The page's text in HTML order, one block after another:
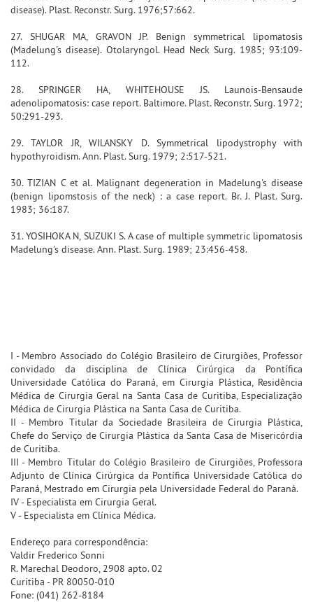
disease). Plast. Reconstr. Surg. 1976;57:662.
27. SHUGAR MA, GRAVON JP. Benign symmetrical lipomatosis
(Madelung's disease). Otolaryngol. Head Neck Surg. 1985; 93:109-
112.
28. SPRINGER HA, WHITEHOUSE JS. Launois-Bensaude
adenolipomatosis: case report. Baltimore. Plast. Reconstr. Surg. 1972;
50:291-293.
29. TAYLOR JR, WILANSKY D. Symmetrical lipodystrophy with
hypothyroidism. Ann. Plast. Surg. 1979; 2:517-521.
30. TIZIAN C et al. Malignant degeneration in Madelung's disease
(benign lipomstosis of the neck) : a case report. Br. J. Plast. Surg.
1983; 36:187.
31. YOSIHOKA N, SUZUKI S. A case of multiple symmetric lipomatosis
Madelung's disease. Ann. Plast. Surg. 1989; 23:456-458.
I - Membro Associado do Colégio Brasileiro de Cirurgiões, Professor
convidado da disciplina de Clínica Cirúrgica da Pontífica
Universidade Católica do Paraná, em Cirurgia Plástica, Residência
Médica de Cirurgia Geral na Santa Casa de Curitiba, Especialização
Médica de Cirurgia Plástica na Santa Casa de Curitiba.
II - Membro Titular da Sociedade Brasileira de Cirurgia Plástica,
Chefe do Serviço de Cirurgia Plástica da Santa Casa de Misericórdia
de Curitiba.
III - Membro Titular do Colégio Brasileiro de Cirurgiões, Professora
Adjunto de Clínica Cirúrgica da Pontífica Universidade Católica do
Paraná, Mestrado em Cirurgia pela Universidade Federal do Paraná.
IV - Especialista em Cirurgia Geral.
V - Especialista em Clínica Médica.
Endereço para correspondência:
Valdir Frederico Sonni
R. Marechal Deodoro, 2908 apto. 02
Curitiba - PR 80050-010
Fone: (041) 262-8184